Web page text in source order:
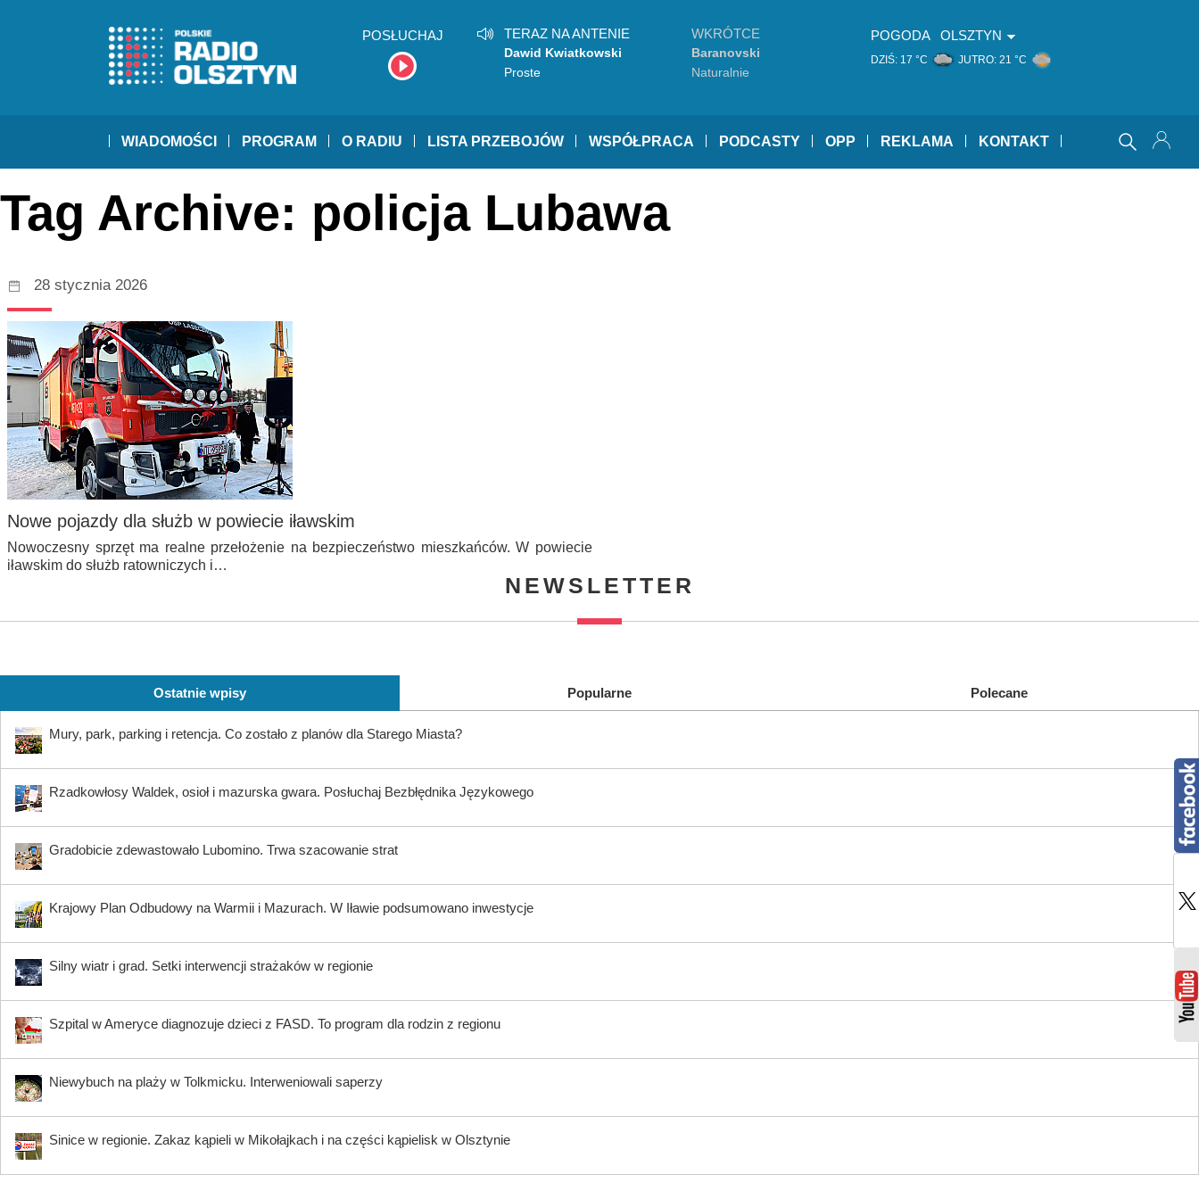
POSŁUCHAJ TERAZ NA ANTENIE
Dawid Kwiatkowski
Proste
WKRÓTCE
Baranovski
Naturalnie
POGODA OLSZTYN
DZIŚ: 17 °C JUTRO: 21 °C
WIADOMOŚCI PROGRAM O RADIU LISTA PRZEBOJÓW WSPÓŁPRACA PODCASTY OPP REKLAMA KONTAKT
Tag Archive: policja Lubawa
28 stycznia 2026
Nowe pojazdy dla służb w powiecie iławskim
Nowoczesny sprzęt ma realne przełożenie na bezpieczeństwo mieszkańców. W powiecie
iławskim do służb ratowniczych i…
NEWSLETTER
Ostatnie wpisy Popularne Polecane
Mury, park, parking i retencja. Co zostało z planów dla Starego Miasta?
Rzadkowłosy Waldek, osioł i mazurska gwara. Posłuchaj Bezbłędnika Językowego
Gradobicie zdewastowało Lubomino. Trwa szacowanie strat
Krajowy Plan Odbudowy na Warmii i Mazurach. W Iławie podsumowano inwestycje
Silny wiatr i grad. Setki interwencji strażaków w regionie
Szpital w Ameryce diagnozuje dzieci z FASD. To program dla rodzin z regionu
Niewybuch na plaży w Tolkmicku. Interweniowali saperzy
Sinice w regionie. Zakaz kąpieli w Mikołajkach i na części kąpielisk w Olsztynie